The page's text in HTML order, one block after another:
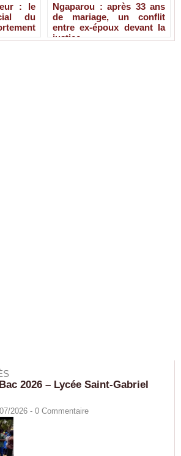
: le
du
Ngaparou : après 33 ans
de mariage, un conflit
entre ex-époux devant la
justice
2026 – Lycée Saint-Gabriel
2026 - 0 Commentaire